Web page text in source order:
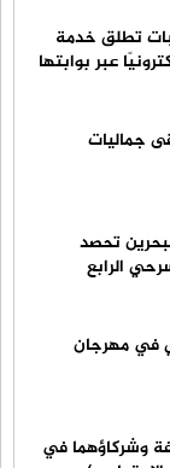
تطلق خدمة
عبر بوابتها
جماليات
تحصد
الرابع
في مهرجان
وشركاؤهما في